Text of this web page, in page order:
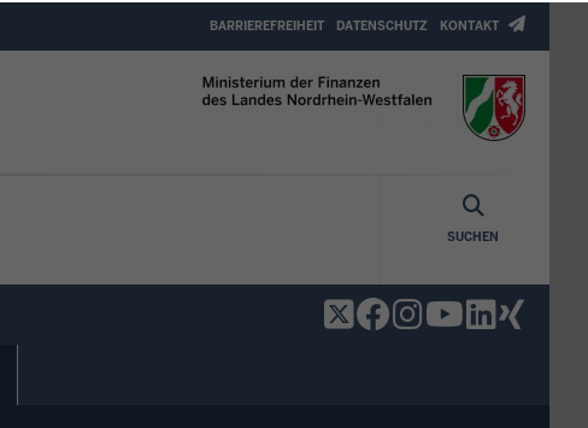
Top
Menu
BARRIEREFREIHEIT DATENSCHUTZ KONTAKT
SUCHEN